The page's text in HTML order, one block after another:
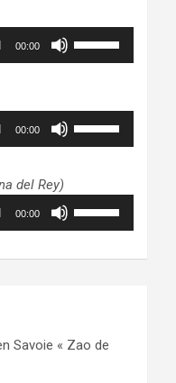
pour
augmenter
ou
volume.
00:00
pour
augmenter
ou
volume.
00:00
pour
augmenter
ou
del Rey)
00:00
haut/bas
le
Savoie « Zao de